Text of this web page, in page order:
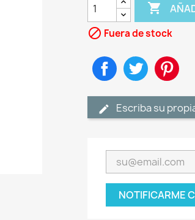

 Fuera de stock
CompartirTuitear
Escriba su
NOTIFICARME